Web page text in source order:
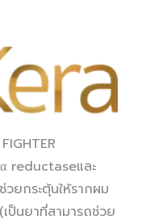
reductaseและ
ยกระตุ้นให้รากผม
ป็นยาที่สามารถช่วย